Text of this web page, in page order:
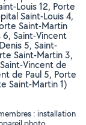
Louis 12, Porte
Saint-Louis 4,
Saint-Martin
6, Saint-Vincent
5, Saint-
Saint-Martin 3,
Vincent de
de Paul 5, Porte
Saint-Martin 1)
: installation